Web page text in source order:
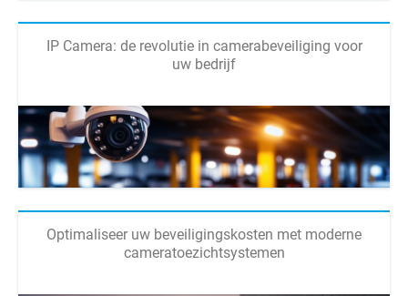
IP Camera: de revolutie in camerabeveiliging voor
uw bedrijf
Optimaliseer uw beveiligingskosten met moderne
cameratoezichtsystemen